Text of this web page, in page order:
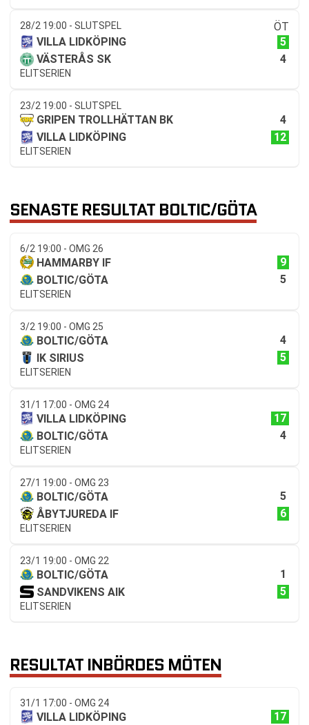
28/2 19:00 - SLUTSPEL
ÖT
VILLA LIDKÖPING
5
VÄSTERÅS SK
4
ELITSERIEN
23/2 19:00 - SLUTSPEL
GRIPEN TROLLHÄTTAN BK
4
VILLA LIDKÖPING
12
ELITSERIEN
SENASTE RESULTAT BOLTIC/GÖTA
6/2 19:00 - OMG 26
HAMMARBY IF
9
BOLTIC/GÖTA
5
ELITSERIEN
3/2 19:00 - OMG 25
BOLTIC/GÖTA
4
IK SIRIUS
5
ELITSERIEN
31/1 17:00 - OMG 24
VILLA LIDKÖPING
17
BOLTIC/GÖTA
4
ELITSERIEN
27/1 19:00 - OMG 23
BOLTIC/GÖTA
5
ÅBYTJUREDA IF
6
ELITSERIEN
23/1 19:00 - OMG 22
BOLTIC/GÖTA
1
SANDVIKENS AIK
5
ELITSERIEN
RESULTAT INBÖRDES MÖTEN
31/1 17:00 - OMG 24
VILLA LIDKÖPING
17